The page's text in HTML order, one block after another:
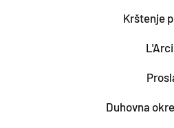
Krštenje
Duhovna